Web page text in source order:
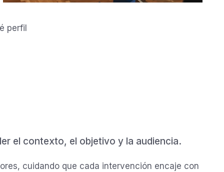
perfil
el contexto, el objetivo y la audiencia.
cuidando que cada intervención encaje con